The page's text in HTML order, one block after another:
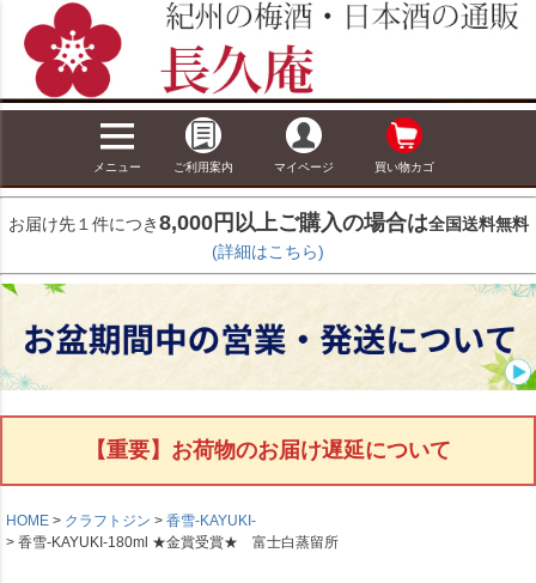
メニュー ご利用案内 マイページ 買い物カゴ
お届け先１件につき8,000円以上ご購入の場合は全国送料無料
(詳細はこちら)
【重要】お荷物のお届け遅延について
HOME クラフトジン
香雪-KAYUKI-
香雪-KAYUKI-180ml ★金賞受賞★ 富士白蒸留所